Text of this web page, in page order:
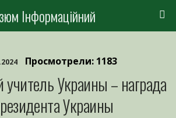
Інформаційний
Просмотрели: 1183
Украины – награда
Украины